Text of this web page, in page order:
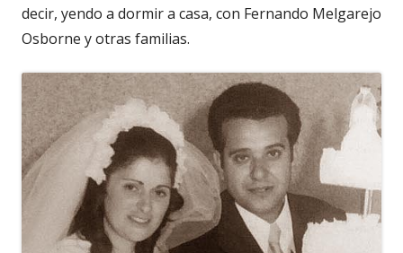
decir, yendo a dormir a casa, con Fernando Melgarejo
Osborne y otras familias.